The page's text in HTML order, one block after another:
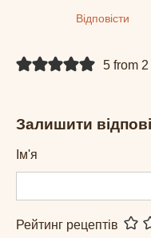
Відповісти
5 from
Залишити
Ім'я
Рейтинг рецептів